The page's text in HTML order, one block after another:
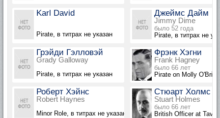
Karl David
Pirate, в титрах не указан
Джеймс Дайм
Jimmy Dime
было 52 года
Pirate, в титрах не
Грэйди Гэлловэй
Grady Galloway
Pirate, в титрах не указан
Фрэнк Хэгни
Frank Hagney
было 66 лет
Pirate on Molly
Роберт Хэйнс
Robert Haynes
Minor Role, в титрах не указан
Стюарт Холмс
Stuart Holmes
было 66 лет
British Officer at